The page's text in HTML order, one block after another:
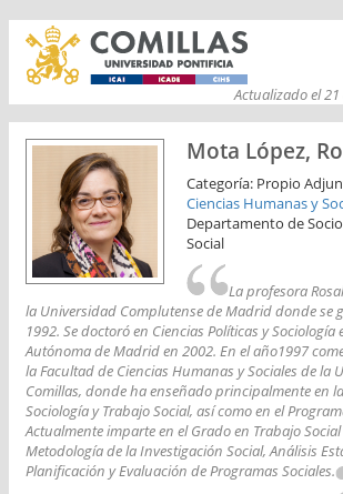
Actualizado el
Mota López,
Categoría: Propio
Ciencias Humanas y
Departamento de
Social
La profesora
la Universidad Complutense de Madrid donde se
1992. Se doctoró en Ciencias Políticas y
Autónoma de Madrid en 2002. En el año1997
la Facultad de Ciencias Humanas y Sociales de la
Comillas, donde ha enseñado principalmente en
Sociología y Trabajo Social, así como en el
Actualmente imparte en el Grado en Trabajo
Metodología de la Investigación Social, Análisis
Planificación y Evaluación de Programas Sociales.